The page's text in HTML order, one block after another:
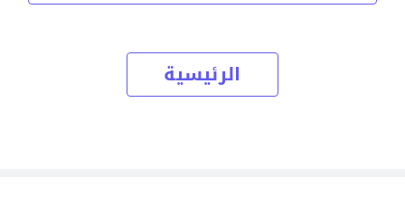
الرئيسية